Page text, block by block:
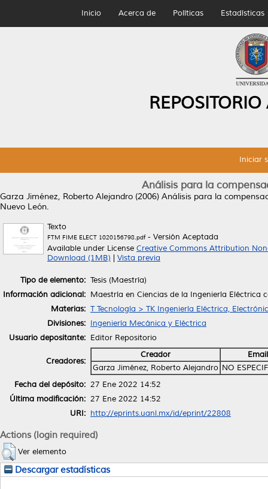
Inicio Acerca de Políticas Estadísticas
Iniciar
Análisis para la
Garza Jiménez, Roberto Alejandro (2006) Análisis para la
Nuevo León.
Texto
FTM FIME ELECT 1020156798.pdf- Versión Aceptada
Available under License Creative Commons Attribution
Download (1MB)
Vista previa
Tipo de elemento: Tesis (Maestría)
Información adicional: Maestría en Ciencias de la Ingeniería Eléctrica
Materias: T Tecnología > TK Ingeniería Eléctrica,
Divisiones: Ingeniería Mecánica y Eléctrica
Usuario depositante: Editor Repositorio
Creadores:
Creador
Email
Garza Jiménez, Roberto Alejandro NO
Fecha del depósito: 27 Ene 2022 14:52
Última modificación: 27 Ene 2022 14:52
URI: http://eprints.uanl.mx/id/eprint/22808
Actions (login required)
Ver elemento
Descargar estadísticas